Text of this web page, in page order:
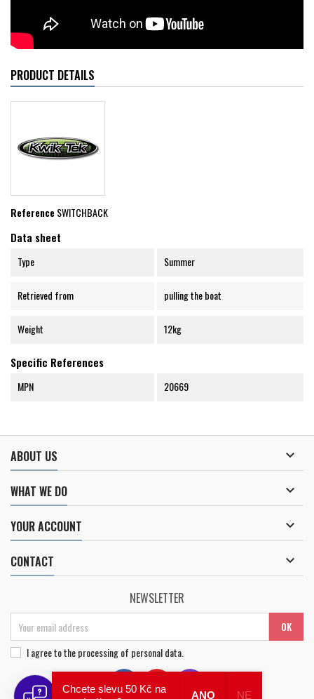
PRODUCT DETAILS
ReferenceSWITCHBACK
Data sheet
Type Summer
Retrieved from pulling the boat
Weight 12kg
Specific References
MPN 20669
ABOUT US 
WHAT WE DO 
YOUR ACCOUNT 
CONTACT 
NEWSLETTER
I agree tothe processing of personal data
Chcete slevu 50 Kč na
ANO NE